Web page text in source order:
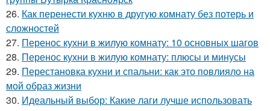
26. Как перенести кухню в другую комнату без потерь и
сложностей
27. Перенос кухни в жилую комнату: 10 основных шагов
28. Перенос кухни в жилую комнату: плюсы и минусы
29. Перестановка кухни и спальни: как это повлияло на
мой образ жизни
30. Идеальный выбор: Какие лаги лучше использовать